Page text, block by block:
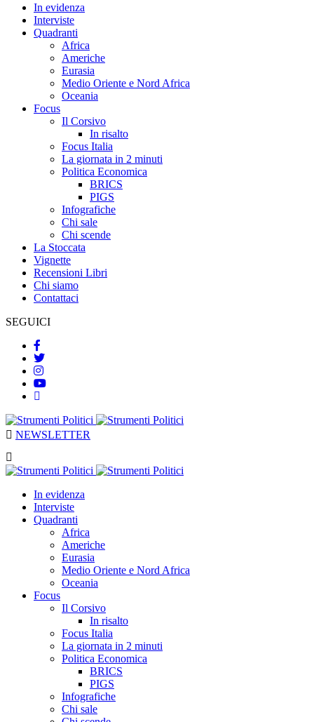
In evidenza
Interviste
Quadranti
Africa
Americhe
Eurasia
Medio Oriente e Nord Africa
Oceania
Focus
Il Corsivo
In risalto
Focus Italia
La giornata in 2 minuti
Politica Economica
BRICS
PIGS
Infografiche
Chi sale
Chi scende
La Stoccata
Vignette
Recensioni Libri
Chi siamo
Contattaci
SEGUICI
NEWSLETTER
In evidenza
Interviste
Quadranti
Africa
Americhe
Eurasia
Medio Oriente e Nord Africa
Oceania
Focus
Il Corsivo
In risalto
Focus Italia
La giornata in 2 minuti
Politica Economica
BRICS
PIGS
Infografiche
Chi sale